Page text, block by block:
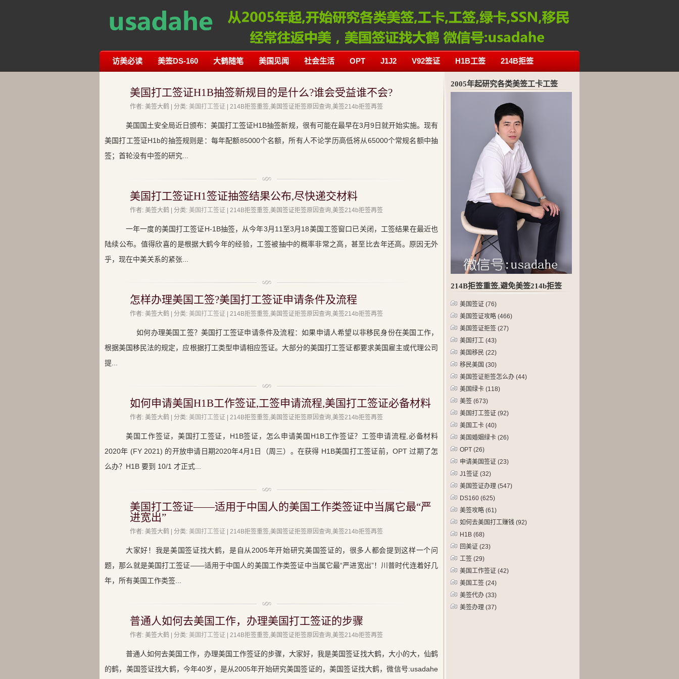
访美必读 美签DS-160 大鹤随笔 美国见闻 社会生活 OPT J1J2 V92签证 H1B工签 214B拒签
美国打工签证H1B抽签新规目的是什么?谁会受益谁不会?
作者: 美签大鹤 | 分类: 美国打工签证 | 214B拒签重签,美国签证拒签原因查询,美签214b拒签再签
美国国土安全局近日颁布：美国打工签证H1B抽签新规，很有可能在最早在3月9日就开始实施。现有
美国打工签证H1b的抽签规则是：每年配额85000个名额，所有人不论学历高低将从65000个常规名额中抽
签；首轮没有中签的研究...
美国打工签证H1签证抽签结果公布,尽快递交材料
作者: 美签大鹤 | 分类: 美国打工签证 | 214B拒签重签,美国签证拒签原因查询,美签214b拒签再签
一年一度的美国打工签证H-1B抽签，从今年3月11至3月18美国工签窗口已关闭，工签结果在最近也
陆续公布。值得欣喜的是根据大鹤今年的经验，工签被抽中的概率非常之高，甚至比去年还高。原因无外
乎，现在中美关系的紧张...
怎样办理美国工签?美国打工签证申请条件及流程
作者: 美签大鹤 | 分类: 美国打工签证 | 214B拒签重签,美国签证拒签原因查询,美签214b拒签再签
如何办理美国工签？美国打工签证申请条件及流程：如果申请人希望以非移民身份在美国工作，
根据美国移民法的规定，应根据打工类型申请相应签证。大部分的美国打工签证都要求美国雇主或代理公司
提...
如何申请美国H1B工作签证,工签申请流程,美国打工签证必备材料
作者: 美签大鹤 | 分类: 美国打工签证 | 214B拒签重签,美国签证拒签原因查询,美签214b拒签再签
美国工作签证，美国打工签证，H1B签证，怎么申请美国H1B工作签证？工签申请流程,必备材料
2020年 (FY 2021) 的开放申请日期2020年4月1日（周三）。在获得 H1B美国打工签证前，OPT 过期了怎
么办？H1B 要到 10/1 才正式...
美国打工签证——适用于中国人的美国工作类签证中当属它最“严
进宽出”
作者: 美签大鹤 | 分类: 美国打工签证 | 214B拒签重签,美国签证拒签原因查询,美签214b拒签再签
大家好！我是美国签证找大鹤，是自从2005年开始研究美国签证的，很多人都会提到这样一个问
题，那么就是美国打工签证——适用于中国人的美国工作类签证中当属它最“严进宽出”！川普时代连着好几
年，所有美国工作类签...
普通人如何去美国工作，办理美国打工签证的步骤
作者: 美签大鹤 | 分类: 美国打工签证 | 214B拒签重签,美国签证拒签原因查询,美签214b拒签再签
普通人如何去美国工作，办理美国工作签证的步骤，大家好，我是美国签证找大鹤，大小的大，仙鹤
的鹤，美国签证找大鹤，今年40岁，是从2005年开始研究美国签证的，美国签证找大鹤，微信号:usadahe
2005年起研究各类美签工卡工签
214B拒签重签,避免美签214b拒签
美国签证 (76)
美国签证攻略 (466)
美国签证拒签 (27)
美国打工 (43)
美国移民 (22)
移民美国 (30)
美国签证拒签怎么办 (44)
美国绿卡 (118)
美签 (673)
美国打工签证 (92)
美国工卡 (40)
美国婚姻绿卡 (26)
OPT (26)
申请美国签证 (23)
J1签证 (32)
美国签证办理 (547)
DS160 (625)
美签攻略 (61)
如何去美国打工赚钱 (92)
H1B (68)
回美证 (23)
工签 (29)
美国工作签证 (42)
美国工签 (24)
美签代办 (33)
美签办理 (37)